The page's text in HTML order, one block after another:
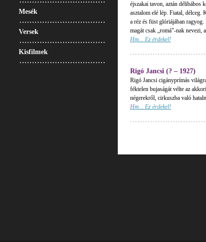
Mesék
Versek
Kisfilmek
éjszakai tavon, aztán délibábos
asztalom elé lép. Fiatal, délceg.
a réz és füst glóriájában
magát csak „romá”-nak nevezi,
Hm... Ez érdekel!
Rigó Jancsi (? – 1927)
Rigó Jancsi cigányprímás
féktelen bujaságát vélte az
négerekről, cirkuszba való
Hm... Ez érdekel!